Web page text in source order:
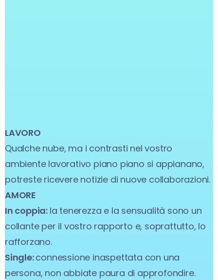
LAVORO
Qualche nube, ma i contrasti nel vostro
ambiente lavorativo piano piano si appianano,
potreste ricevere notizie di nuove collaborazioni.
AMORE
In coppia: la tenerezza e la sensualità sono un
collante per il vostro rapporto e, soprattutto, lo
rafforzano.
Single:connessione inaspettata con una
persona, non abbiate paura di approfondire.